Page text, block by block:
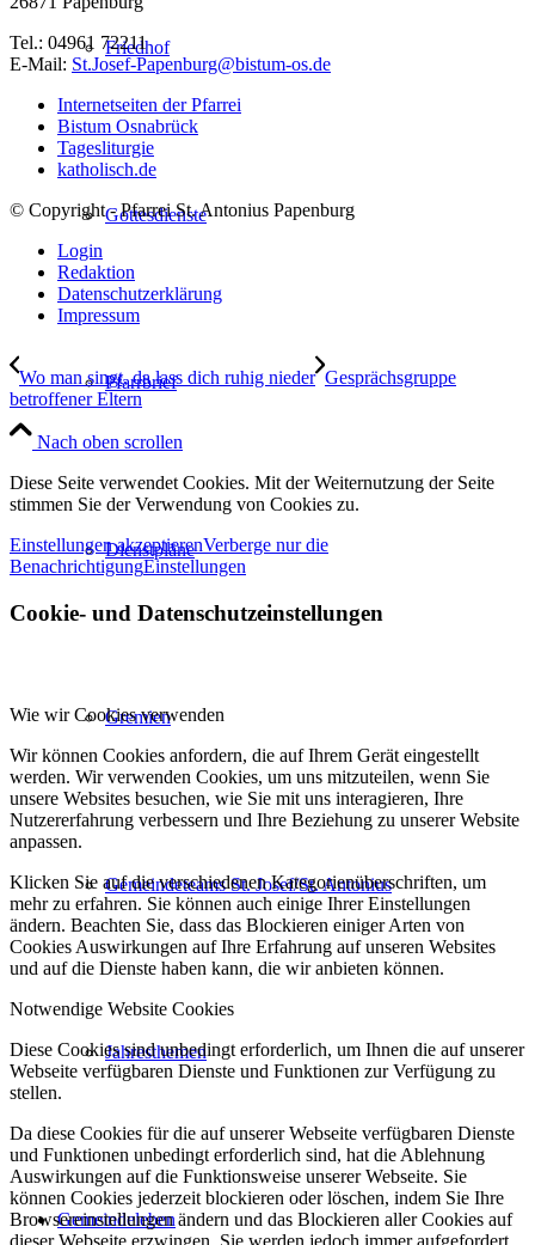
Friedhof
Gottesdienste
Pfarrbrief
Dienstpläne
Gremien
Gemeindeteams St. Josef/St. Antonius
Jahresthemen
Gemeindeleben
Tel.: 04961 72211
E-Mail: St.Josef-Papenburg@bistum-os.de
Internetseiten der Pfarrei
Bistum Osnabrück
Tagesliturgie
katholisch.de
© Copyright - Pfarrei St. Antonius Papenburg
Login
Redaktion
Datenschutzerklärung
Impressum
Wo man singt, da lass dich ruhig nieder Gesprächsgruppe
betroffener Eltern
Nach oben scrollen
Diese Seite verwendet Cookies. Mit der Weiternutzung der Seite
stimmen Sie der Verwendung von Cookies zu.
Einstellungen akzeptierenVerberge nur die
BenachrichtigungEinstellungen
Cookie- und Datenschutzeinstellungen
Wie wir Cookies verwenden
Wir können Cookies anfordern, die auf Ihrem Gerät eingestellt
werden. Wir verwenden Cookies, um uns mitzuteilen, wenn Sie
unsere Websites besuchen, wie Sie mit uns interagieren, Ihre
Nutzererfahrung verbessern und Ihre Beziehung zu unserer Website
anpassen.
Klicken Sie auf die verschiedenen Kategorienüberschriften, um
mehr zu erfahren. Sie können auch einige Ihrer Einstellungen
ändern. Beachten Sie, dass das Blockieren einiger Arten von
Cookies Auswirkungen auf Ihre Erfahrung auf unseren Websites
und auf die Dienste haben kann, die wir anbieten können.
Notwendige Website Cookies
Diese Cookies sind unbedingt erforderlich, um Ihnen die auf unserer
Webseite verfügbaren Dienste und Funktionen zur Verfügung zu
stellen.
Da diese Cookies für die auf unserer Webseite verfügbaren Dienste
und Funktionen unbedingt erforderlich sind, hat die Ablehnung
Auswirkungen auf die Funktionsweise unserer Webseite. Sie
können Cookies jederzeit blockieren oder löschen, indem Sie Ihre
Browsereinstellungen ändern und das Blockieren aller Cookies auf
dieser Webseite erzwingen. Sie werden jedoch immer aufgefordert,